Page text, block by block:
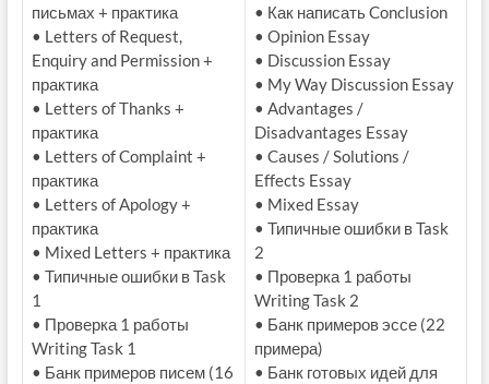
письмах + практика
• Letters of Request,
Enquiry and Permission +
практика
• Letters of Thanks +
практика
• Letters of Complaint +
практика
• Letters of Apology +
практика
• Mixed Letters + практика
• Типичные ошибки в Task
1
• Проверка 1 работы
Writing Task 1
• Банк примеров писем (16
• Как написать Conclusion
• Opinion Essay
• Discussion Essay
• My Way Discussion Essay
• Advantages /
Disadvantages Essay
• Causes / Solutions /
Effects Essay
• Mixed Essay
• Типичные ошибки в Task
2
• Проверка 1 работы
Writing Task 2
• Банк примеров эссе (22
примера)
• Банк готовых идей для